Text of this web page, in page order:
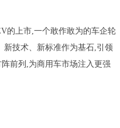
的上市,一个敢作敢为的车企轮
新技术、新标准作为基石,引领
前列,为商用车市场注入更强